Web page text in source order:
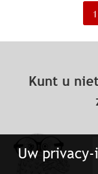
Uw
1
Kunt u